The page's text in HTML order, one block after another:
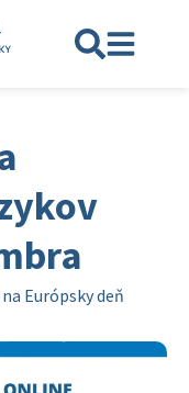
Európsky deň